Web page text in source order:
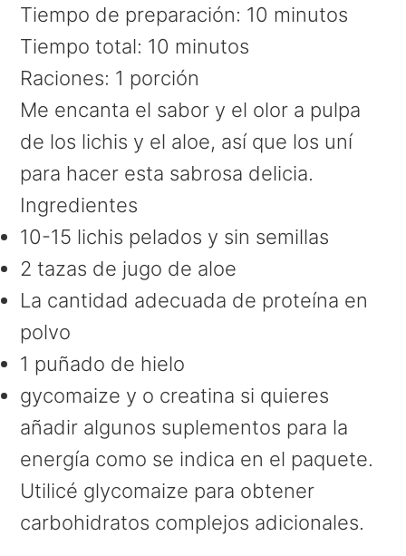
Tiempo de preparación: 10 minutos
Tiempo total: 10 minutos
Raciones: 1 porción
Me encanta el sabor y el olor a pulpa
de los lichis y el aloe, así que los uní
para hacer esta sabrosa delicia.
Ingredientes
10-15 lichis pelados y sin semillas
2 tazas de jugo de aloe
La cantidad adecuada de proteína en
polvo
1 puñado de hielo
gycomaize y o creatina si quieres
añadir algunos suplementos para la
energía como se indica en el paquete.
Utilicé glycomaize para obtener
carbohidratos complejos adicionales.